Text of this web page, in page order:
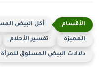
أكل البيض
المميزة تفسير الأحلام
دلالات البيض المسلوق للمرأة